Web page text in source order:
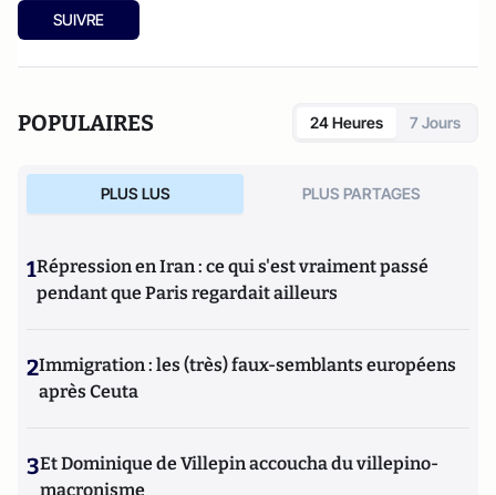
SUIVRE
POPULAIRES 24 Heures 7 Jours
PLUS LUS PLUS PARTAGES
1Répression en Iran : ce qui s'est vraiment passé
pendant que Paris regardait ailleurs
2Immigration : les (très) faux-semblants européens
après Ceuta
3Et Dominique de Villepin accoucha du villepino-
macronisme